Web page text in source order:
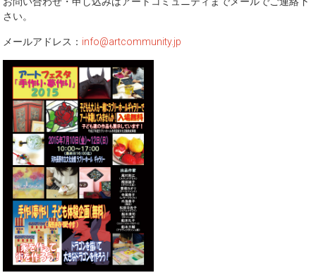
さい。
メールアドレス： info@artcommunity.jp